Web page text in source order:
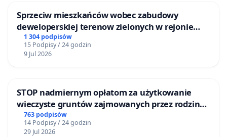
Sprzeciw mieszkańców wobec zabudowy
deweloperskiej terenow zielonych w rejonie
Bulwarów Straceńskich w Bielsku-Białej
1 304 podpisów
15 Podpisy / 24 godzin
9 Jul 2026
STOP nadmiernym opłatom za użytkowanie
wieczyste gruntów zajmowanych przez rodzinne
ogrody działkowe.
763 podpisów
14 Podpisy / 24 godzin
29 Jul 2026